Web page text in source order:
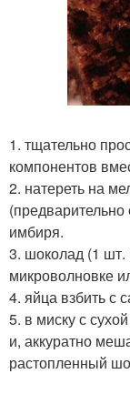
1. тщательно
компонентов
2. натереть на
имбиря.
3. шоколад (1 шт.
микроволновке
4. яйца взбить с
5. в миску с
и, аккуратно
растопленный